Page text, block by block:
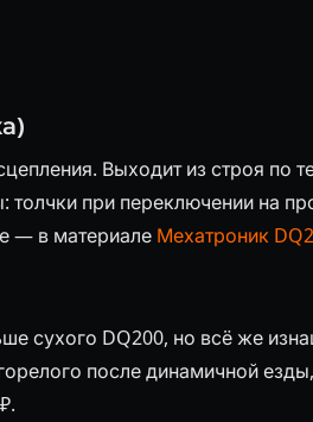
Выходит из строя по
при переключении на
— в материале Мехатроник
сухого DQ200, но всё же
после динамичной